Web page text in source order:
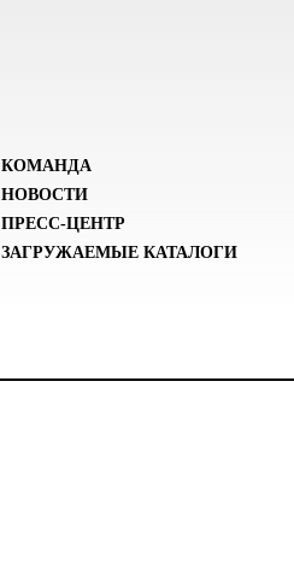
КОМАНДА
НОВОСТИ
ПРЕСС-ЦЕНТР
ЗАГРУЖАЕМЫЕ КАТАЛОГИ